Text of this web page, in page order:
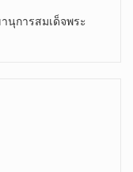
นุการสมเด็จพระ